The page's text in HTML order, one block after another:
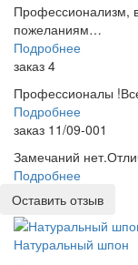
Профессионализм,
пожеланиям…
Подробнее
заказ 4
Профессионалы
Подробнее
заказ 11/09-001
Замечаний
Подробнее
Оставить отзыв
Натуральный шпон